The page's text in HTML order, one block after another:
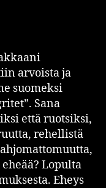
arvoista ja
suomeksi
Sana
että ruotsiksi,
rehellistä
Lopulta
Eheys